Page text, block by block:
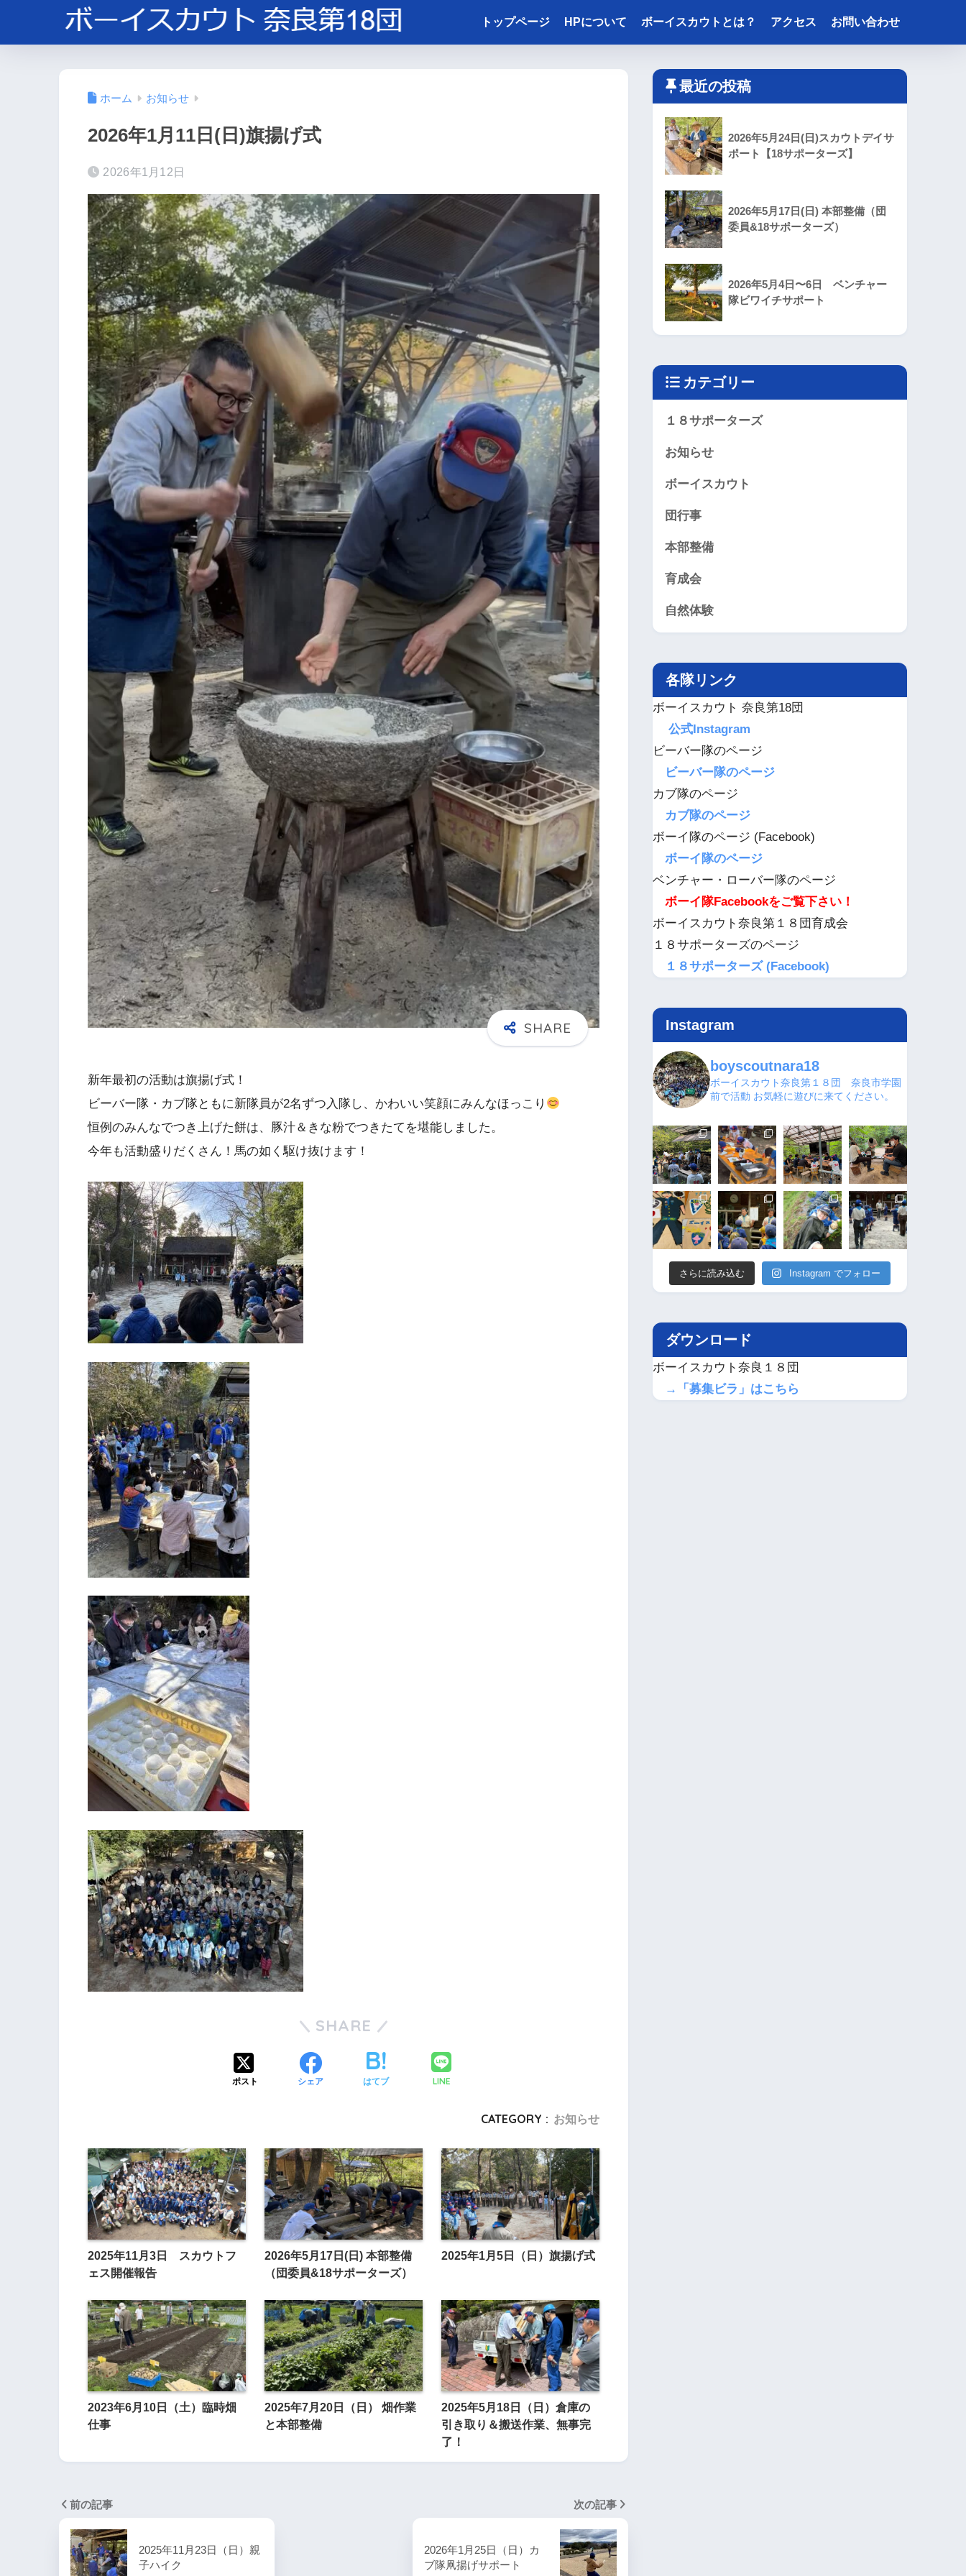
トップページ HPについて ボーイスカウトとは？ アクセス お問い合わせ
ホーム お知らせ
2026年1月11日(日)旗揚げ式
2026年1月12日
新年最初の活動は旗揚げ式！
ビーバー隊・カブ隊ともに新隊員が2名ずつ入隊し、かわいい笑顔にみんなほっこり
恒例のみんなでつき上げた餅は、豚汁＆きな粉でつきたてを堪能しました。
今年も活動盛りだくさん！馬の如く駆け抜けます！
SHARE
ポスト シェア はてブ LINE
CATEGORY : お知らせ
2025年11月3日 スカウトフ
ェス開催報告
2026年5月17日(日) 本部整備
（団委員&18サポーターズ）
2025年1月5日（日）旗揚げ式
2023年6月10日（土）臨時畑
仕事
2025年7月20日（日） 畑作業
と本部整備
2025年5月18日（日）倉庫の
引き取り＆搬送作業、無事完
了！
前の記事
2025年11月23日（日）親
子ハイク
次の記事
2026年1月25日（日）カ
ブ隊凧揚げサポート
最近の投稿
2026年5月24日(日)スカウトデイサ
ポート【18サポーターズ】
2026年5月17日(日) 本部整備（団
委員&18サポーターズ）
2026年5月4日〜6日 ベンチャー
隊ビワイチサポート
カテゴリー
１８サポーターズ
お知らせ
ボーイスカウト
団行事
本部整備
育成会
自然体験
各隊リンク
ボーイスカウト 奈良第18団
公式Instagram
ビーバー隊のページ
ビーバー隊のページ
カブ隊のページ
カブ隊のページ
ボーイ隊のページ (Facebook)
ボーイ隊のページ
ベンチャー・ローバー隊のページ
ボーイ隊Facebookをご覧下さい！
ボーイスカウト奈良第１８団育成会
１８サポーターズのページ
１８サポーターズ (Facebook)
Instagram
boyscoutnara18
ボーイスカウト奈良第１８団 奈良市学園
前で活動 お気軽に遊びに来てください。
さらに読み込む Instagram でフォロー
ダウンロード
ボーイスカウト奈良１８団
→「募集ビラ」はこちら